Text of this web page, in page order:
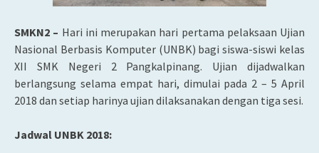
SMKN2 – Hari ini merupakan hari pertama pelaksaan Ujian
Nasional Berbasis Komputer (UNBK) bagi siswa-siswi kelas
XII SMK Negeri 2 Pangkalpinang. Ujian dijadwalkan
berlangsung selama empat hari, dimulai pada 2 – 5 April
2018 dan setiap harinya ujian dilaksanakan dengan tiga sesi.
Jadwal UNBK 2018: